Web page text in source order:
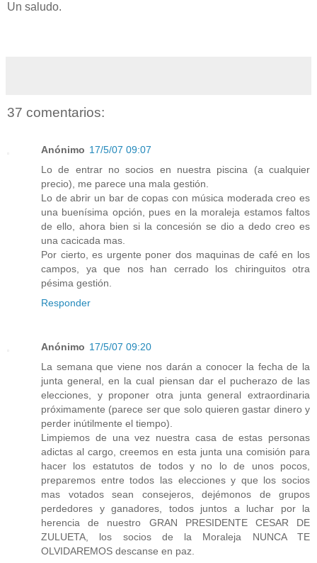
Un saludo.
37 comentarios:
Anónimo 17/5/07 09:07
Lo de entrar no socios en nuestra piscina (a cualquier
precio), me parece una mala gestión.
Lo de abrir un bar de copas con música moderada creo es
una buenísima opción, pues en la moraleja estamos faltos
de ello, ahora bien si la concesión se dio a dedo creo es
una cacicada mas.
Por cierto, es urgente poner dos maquinas de café en los
campos, ya que nos han cerrado los chiringuitos otra
pésima gestión.
Responder
Anónimo 17/5/07 09:20
La semana que viene nos darán a conocer la fecha de la
junta general, en la cual piensan dar el pucherazo de las
elecciones, y proponer otra junta general extraordinaria
próximamente (parece ser que solo quieren gastar dinero y
perder inútilmente el tiempo).
Limpiemos de una vez nuestra casa de estas personas
adictas al cargo, creemos en esta junta una comisión para
hacer los estatutos de todos y no lo de unos pocos,
preparemos entre todos las elecciones y que los socios
mas votados sean consejeros, dejémonos de grupos
perdedores y ganadores, todos juntos a luchar por la
herencia de nuestro GRAN PRESIDENTE CESAR DE
ZULUETA, los socios de la Moraleja NUNCA TE
OLVIDAREMOS descanse en paz.